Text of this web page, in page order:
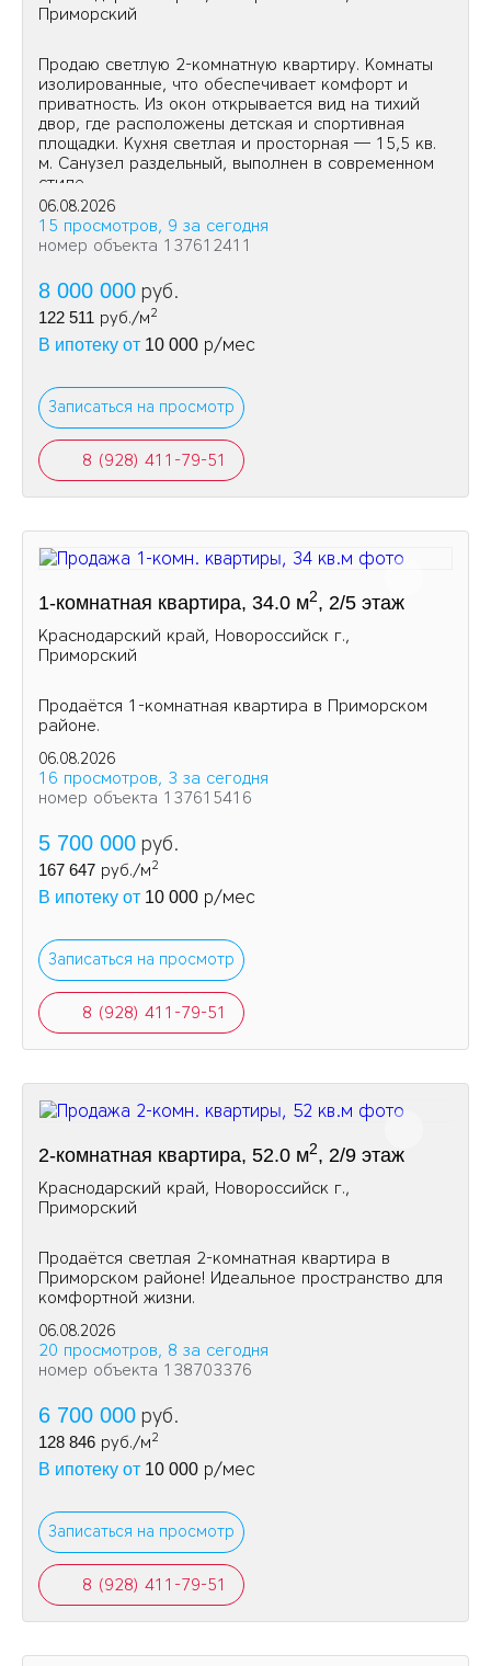
Приморский
Продаю светлую 2-комнатную квартиру. Комнаты
изолированные, что обеспечивает комфорт и
приватность. Из окон открывается вид на тихий
двор, где расположены детская и спортивная
площадки. Кухня светлая и просторная — 15,5 кв.
м. Санузел раздельный, выполнен в современном
стиле.
06.08.2026
15 просмотров, 9 за сегодня
номер объекта 137612411
8 000 000 руб.
122 511 руб./м2
В ипотеку от 10 000 р/мес
Записаться на просмотр
8 (928) 411-79-51
1-комнатная квартира, 34.0 м2, 2/5 этаж
Краснодарский край, Новороссийск г.,
Приморский
Продаётся 1-комнатная квартира в Приморском
районе.
06.08.2026
16 просмотров, 3 за сегодня
номер объекта 137615416
5 700 000 руб.
167 647 руб./м2
В ипотеку от 10 000 р/мес
Записаться на просмотр
8 (928) 411-79-51
2-комнатная квартира, 52.0 м2, 2/9 этаж
Краснодарский край, Новороссийск г.,
Приморский
Продаётся светлая 2-комнатная квартира в
Приморском районе! Идеальное пространство для
комфортной жизни.
06.08.2026
20 просмотров, 8 за сегодня
номер объекта 138703376
6 700 000 руб.
128 846 руб./м2
В ипотеку от 10 000 р/мес
Записаться на просмотр
8 (928) 411-79-51